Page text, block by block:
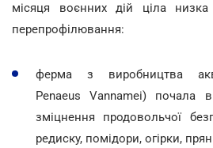
місяця воєнних дій ціла
перепрофілювання:
ферма з виробництва
Penaeus Vannamei) почала
зміцнення продовольчої
редиску, помідори, огірки,